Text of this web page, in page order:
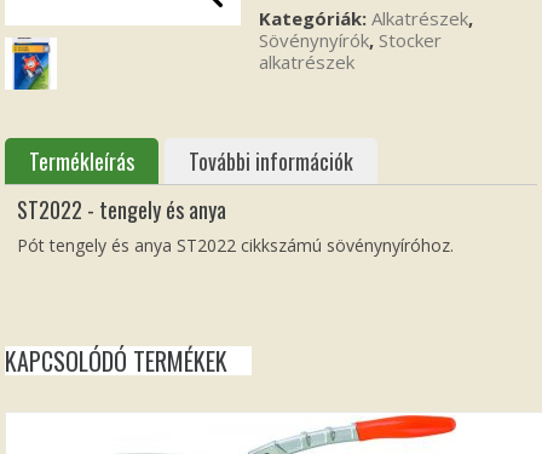
Kategóriák:Alkatrészek,
Sövénynyírók, Stocker
alkatrészek
Termékleírás
További információk
ST2022 - tengely és anya
Pót tengely és anya ST2022 cikkszámú sövénynyíróhoz.
KAPCSOLÓDÓ TERMÉKEK